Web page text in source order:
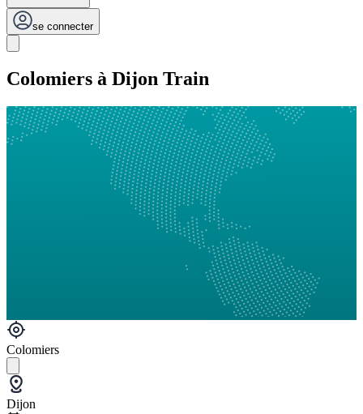
se connecter
Colomiers à Dijon Train
Colomiers
Dijon